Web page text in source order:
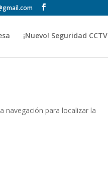
¡Nuevo! Seguridad CCTV
navegación para localizar la